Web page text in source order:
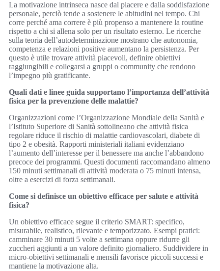
La motivazione intrinseca nasce dal piacere e dalla soddisfazione
personale, perciò tende a sostenere le abitudini nel tempo. Chi
corre perché ama correre è più propenso a mantenere la routine
rispetto a chi si allena solo per un risultato esterno. Le ricerche
sulla teoria dell’autodeterminazione mostrano che autonomia,
competenza e relazioni positive aumentano la persistenza. Per
questo è utile trovare attività piacevoli, definire obiettivi
raggiungibili e collegarsi a gruppi o community che rendono
l’impegno più gratificante.
Quali dati e linee guida supportano l’importanza dell’attività
fisica per la prevenzione delle malattie?
Organizzazioni come l’Organizzazione Mondiale della Sanità e
l’Istituto Superiore di Sanità sottolineano che attività fisica
regolare riduce il rischio di malattie cardiovascolari, diabete di
tipo 2 e obesità. Rapporti ministeriali italiani evidenziano
l’aumento dell’interesse per il benessere ma anche l’abbandono
precoce dei programmi. Questi documenti raccomandano almeno
150 minuti settimanali di attività moderata o 75 minuti intensa,
oltre a esercizi di forza settimanali.
Come si definisce un obiettivo efficace per salute e attività
fisica?
Un obiettivo efficace segue il criterio SMART: specifico,
misurabile, realistico, rilevante e temporizzato. Esempi pratici:
camminare 30 minuti 5 volte a settimana oppure ridurre gli
zuccheri aggiunti a un valore definito giornaliero. Suddividere in
micro-obiettivi settimanali e mensili favorisce piccoli successi e
mantiene la motivazione alta.